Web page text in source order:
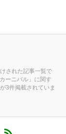
された記事一覧で
ーニバル」に関す
3件掲載されていま